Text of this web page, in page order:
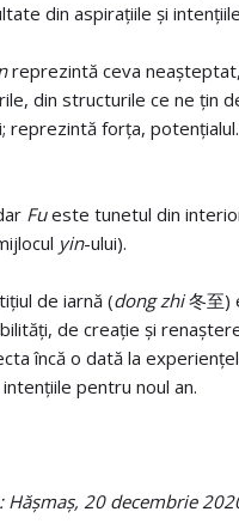
din aspirațiile și
reprezintă ceva
din structurile ce ne țin
reprezintă forța, potențialul.
Fueste tunetul din
yin-ului).
de iarnă (dong zhi冬至)
de creație și
încă o dată la
pentru noul an.
Hășmaș, 20 decembrie